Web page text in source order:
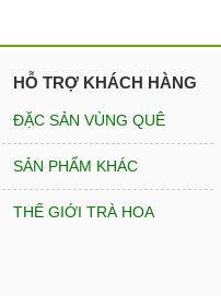
HỖ TRỢ KHÁCH HÀNG
ĐẶC SẢN VÙNG QUÊ
SẢN PHẨM KHÁC
THẾ GIỚI TRÀ HOA